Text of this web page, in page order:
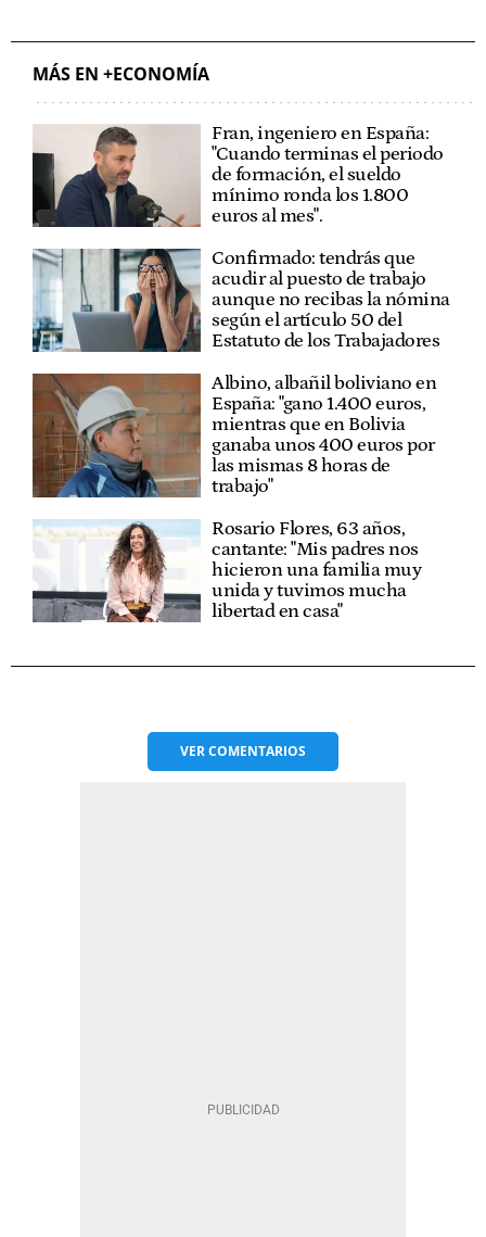
MÁS EN +ECONOMÍA
Fran, ingeniero en España:
"Cuando terminas el periodo
de formación, el sueldo
mínimo ronda los 1.800
euros al mes".
Confirmado: tendrás que
acudir al puesto de trabajo
aunque no recibas la nómina
según el artículo 50 del
Estatuto de los Trabajadores
Albino, albañil boliviano en
España: "gano 1.400 euros,
mientras que en Bolivia
ganaba unos 400 euros por
las mismas 8 horas de
trabajo"
Rosario Flores, 63 años,
cantante: "Mis padres nos
hicieron una familia muy
unida y tuvimos mucha
libertad en casa"
VERCOMENTARIOS